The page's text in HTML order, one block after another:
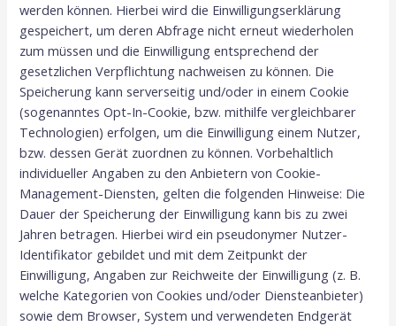
werden können. Hierbei wird die Einwilligungserklärung
gespeichert, um deren Abfrage nicht erneut wiederholen
zum müssen und die Einwilligung entsprechend der
gesetzlichen Verpflichtung nachweisen zu können. Die
Speicherung kann serverseitig und/oder in einem Cookie
(sogenanntes Opt-In-Cookie, bzw. mithilfe vergleichbarer
Technologien) erfolgen, um die Einwilligung einem Nutzer,
bzw. dessen Gerät zuordnen zu können. Vorbehaltlich
individueller Angaben zu den Anbietern von Cookie-
Management-Diensten, gelten die folgenden Hinweise: Die
Dauer der Speicherung der Einwilligung kann bis zu zwei
Jahren betragen. Hierbei wird ein pseudonymer Nutzer-
Identifikator gebildet und mit dem Zeitpunkt der
Einwilligung, Angaben zur Reichweite der Einwilligung (z. B.
welche Kategorien von Cookies und/oder Diensteanbieter)
sowie dem Browser, System und verwendeten Endgerät